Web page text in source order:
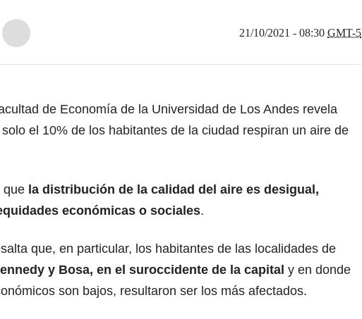
21/10/2021 - 08:30 GMT-5
de Economía de la Universidad de Los Andes revela
el 10% de los habitantes de la ciudad respiran un aire de
que la distribución de la calidad del aire es desigual,
económicas o sociales.
que, en particular, los habitantes de las localidades de
y Bosa, en el suroccidente de la capital y en donde
son bajos, resultaron ser los más afectados.